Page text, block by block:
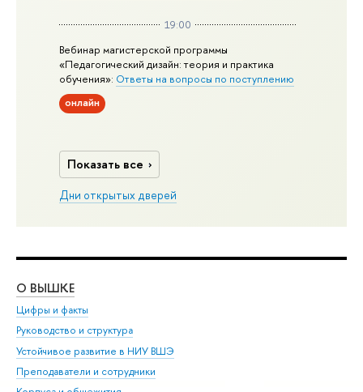
19:00
Вебинар магистерской программы
«Педагогический дизайн: теория и практика
обучения»: Ответы на вопросы по поступлению
онлайн
Показать все
Дни открытых дверей
О ВЫШКЕ
Цифры и факты
Руководство и структура
Устойчивое развитие в НИУ ВШЭ
Преподаватели и сотрудники